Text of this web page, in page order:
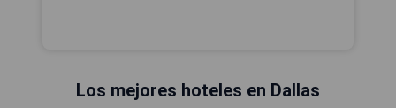
Los mejores hoteles en Dallas